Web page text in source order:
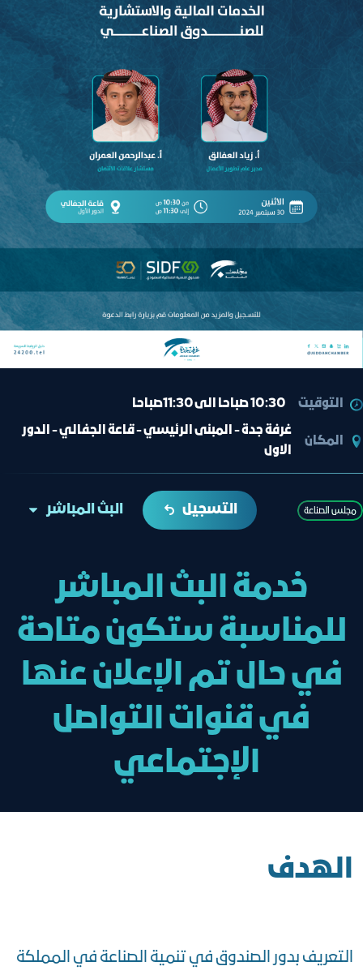
التوقيت 10:30 صباحا الى 11:30صباحا
المكان
غرفة جدة - المبنى الرئيسي - قاعة الجفالي - الدور
الاول
ﻣﺠﻠﺲ اﻟﺼﻨﺎﻋﺔ التسجيل البث المباشر
خدمة البث المباشر
للمناسبة ستكون متاحة
في حال تم الإعلان عنها
في قنوات التواصل
الإجتماعي
الهدف
التعريف بدور الصندوق في تنمية الصناعة في المملكة